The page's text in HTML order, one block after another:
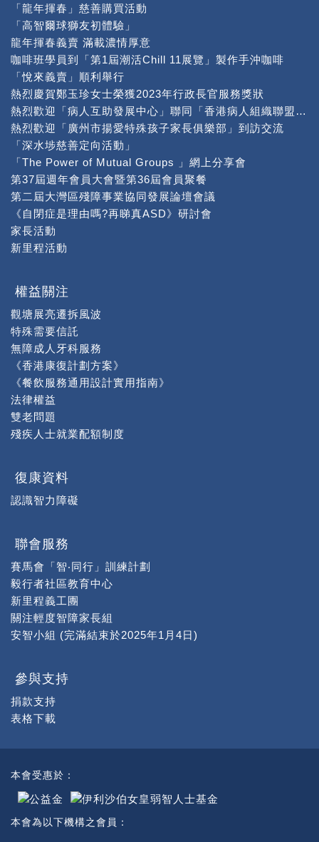
「龍年揮春」慈善購買活動
「高智爾球獅友初體驗」
龍年揮春義賣 滿載濃情厚意
咖啡班學員到「第1屆潮活Chill 11展覽」製作手沖咖啡
「悅來義賣」順利舉行
熱烈慶賀鄭玉珍女士榮獲2023年行政長官服務獎狀
熱烈歡迎「病人互助發展中心」聯同「香港病人組織聯盟」到本中心交流
熱烈歡迎「廣州市揚愛特殊孩子家長俱樂部」到訪交流
「深水埗慈善定向活動」
「The Power of Mutual Groups 」網上分享會
第37屆週年會員大會暨第36屆會員聚餐
第二屆大灣區殘障事業協同發展論壇會議
《自閉症是理由嗎?再睇真ASD》研討會
家長活動
新里程活動
權益關注
觀塘展亮遷拆風波
特殊需要信託
無障成人牙科服務
《香港康復計劃方案》
《餐飲服務通用設計實用指南》
法律權益
雙老問題
殘疾人士就業配額制度
復康資料
認識智力障礙
聯會服務
賽馬會「智‧同行」訓練計劃
毅行者社區教育中心
新里程義工團
關注輕度智障家長組
安智小組 (完滿結束於2025年1月4日)
參與支持
捐款支持
表格下載
本會受惠於：
本會為以下機構之會員：